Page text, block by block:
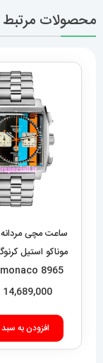
محصولات مرتبط
ساعت مچی
8965
14,689,000
افزودن به